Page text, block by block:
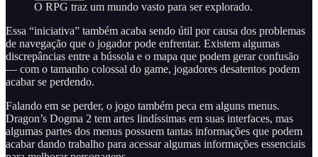
O RPG traz um mundo vasto para ser explorado.
Essa “iniciativa” também acaba sendo útil por causa dos problemas
de navegação que o jogador pode enfrentar. Existem algumas
discrepâncias entre a bússola e o mapa que podem gerar confusão
— com o tamanho colossal do game, jogadores desatentos podem
acabar se perdendo.
Falando em se perder, o jogo também peca em alguns menus.
Dragon’s Dogma 2 tem artes lindíssimas em suas interfaces, mas
algumas partes dos menus possuem tantas informações que podem
acabar dando trabalho para acessar algumas informações essenciais